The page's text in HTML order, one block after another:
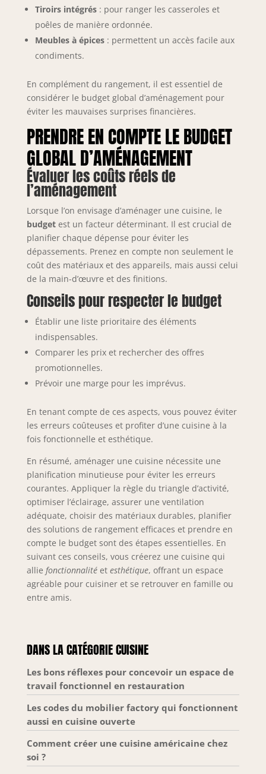
Tiroirs intégrés: pour ranger les casseroles et
poêles de manière ordonnée.
Meubles à épices: permettent un accès facile aux
condiments.
En complément du rangement, il est essentiel de
considérer le budget global d’aménagement pour
éviter les mauvaises surprises financières.
PRENDRE EN COMPTE LE BUDGET
GLOBAL D’AMÉNAGEMENT
Évaluer les coûts réels de
l’aménagement
Lorsque l’on envisage d’aménager une cuisine, le
budgetest un facteur déterminant. Il est crucial de
planifier chaque dépense pour éviter les
dépassements. Prenez en compte non seulement le
coût des matériaux et des appareils, mais aussi celui
de la main-d’œuvre et des finitions.
Conseils pour respecter le budget
Établir une liste prioritaire des éléments
indispensables.
Comparer les prix et rechercher des offres
promotionnelles.
Prévoir une marge pour les imprévus.
En tenant compte de ces aspects, vous pouvez éviter
les erreurs coûteuses et profiter d’une cuisine à la
fois fonctionnelle et esthétique.
En résumé, aménager une cuisine nécessite une
planification minutieuse pour éviter les erreurs
courantes. Appliquer la règle du triangle d’activité,
optimiser l’éclairage, assurer une ventilation
adéquate, choisir des matériaux durables, planifier
des solutions de rangement efficaces et prendre en
compte le budget sont des étapes essentielles. En
suivant ces conseils, vous créerez une cuisine qui
allie fonctionnalitéet esthétique, offrant un espace
agréable pour cuisiner et se retrouver en famille ou
entre amis.
DANS LA CATÉGORIE CUISINE
Les bons réflexes pour concevoir un espace de
travail fonctionnel en restauration
Les codes du mobilier factory qui fonctionnent
aussi en cuisine ouverte
Comment créer une cuisine américaine chez
soi ?